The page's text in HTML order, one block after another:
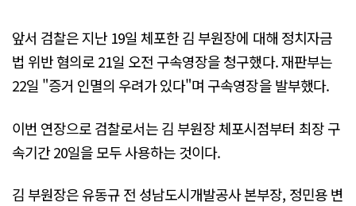
앞서 검찰은 지난 19일 체포한 김 부원장에 대해 정치자금
법 위반 혐의로 21일 오전 구속영장을 청구했다. 재판부는
22일 "증거 인멸의 우려가 있다"며 구속영장을 발부했다.
이번 연장으로 검찰로서는 김 부원장 체포시점부터 최장 구
속기간 20일을 모두 사용하는 것이다.
김 부원장은 유동규 전 성남도시개발공사 본부장, 정민용 변